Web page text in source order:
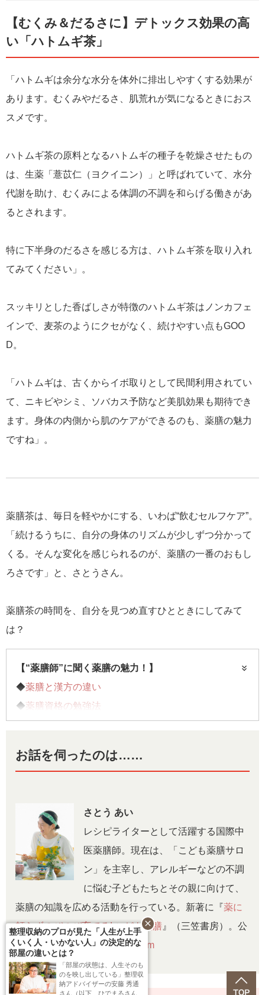
【むくみ＆だるさに】デトックス効果の高
い「ハトムギ茶」
「ハトムギは余分な水分を体外に排出しやすくする効果が
あります。むくみやだるさ、肌荒れが気になるときにおス
スメです。
ハトムギ茶の原料となるハトムギの種子を乾燥させたもの
は、生薬「薏苡仁（ヨクイニン）」と呼ばれていて、水分
代謝を助け、むくみによる体調の不調を和らげる働きがあ
るとされます。
特に下半身のだるさを感じる方は、ハトムギ茶を取り入れ
てみてください」。
スッキリとした香ばしさが特徴のハトムギ茶はノンカフェ
インで、麦茶のようにクセがなく、続けやすい点もGOO
D。
「ハトムギは、古くからイボ取りとして民間利用されてい
て、ニキビやシミ、ソバカス予防など美肌効果も期待でき
ます。身体の内側から肌のケアができるのも、薬膳の魅力
ですね」。
薬膳茶は、毎日を軽やかにする、いわば“飲むセルフケア”。
「続けるうちに、自分の身体のリズムが少しずつ分かって
くる。そんな変化を感じられるのが、薬膳の一番のおもし
ろさです」と、さとうさん。
薬膳茶の時間を、自分を見つめ直すひとときにしてみて
は？
【“薬膳師”に聞く薬膳の魅力！】
◆薬膳と漢方の違い
◆薬膳資格の勉強法
◆スーパーで買える薬膳食材3選
お話を伺ったのは……
さとう あい
レシピライターとして活躍する国際中
医薬膳師。現在は、「こども薬膳サロ
ン」を主宰し、アレルギーなどの不調
に悩む子どもたちとその親に向けて、
薬膳の知識を広める活動を行っている。新著に『薬に
頼らずのびのび育てる! こども薬膳 』（三笠書房）。公
式HP： https://motto-cooking.com
整理収納のプロが見た「人生が上手
くいく人・いかない人」の決定的な
部屋の違いとは？
「部屋の状態は、人生そのも
のを映し出している」整理収
納アドバイザーの安藤 秀通
さん（以下、ひでまるさん）
close